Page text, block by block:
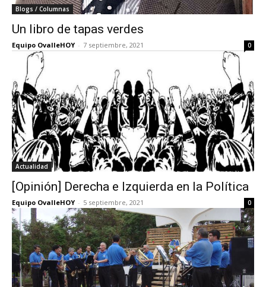
Blogs / Columnas
Un libro de tapas verdes
Equipo OvalleHOY - 7 septiembre, 2021 0
Actualidad
[Opinión] Derecha e Izquierda en la Política
Equipo OvalleHOY - 5 septiembre, 2021 0